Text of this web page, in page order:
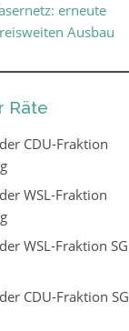
erneute
Ausbau
Räte
CDU-Fraktion
WSL-Fraktion
WSL-Fraktion SG
CDU-Fraktion SG